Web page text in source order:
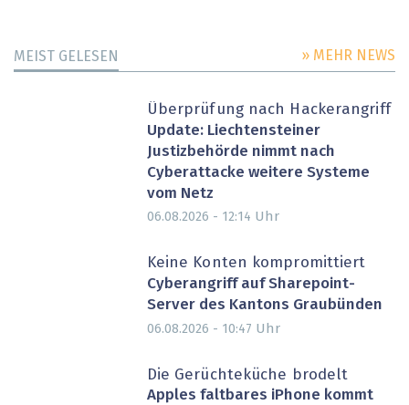
MEIST GELESEN » MEHR NEWS
Überprüfung nach Hackerangriff
Update: Liechtensteiner
Justizbehörde nimmt nach
Cyberattacke weitere Systeme
vom Netz
06.08.2026 - 12:14 Uhr
Keine Konten kompromittiert
Cyberangriff auf Sharepoint-
Server des Kantons Graubünden
06.08.2026 - 10:47 Uhr
Die Gerüchteküche brodelt
Apples faltbares iPhone kommt